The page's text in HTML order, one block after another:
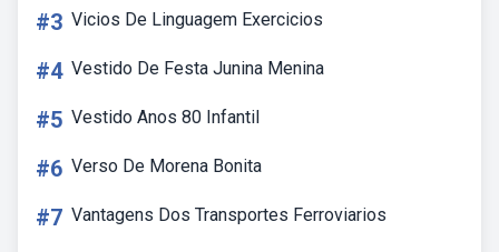
#3 Vicios De Linguagem Exercicios
#4 Vestido De Festa Junina Menina
#5 Vestido Anos 80 Infantil
#6 Verso De Morena Bonita
#7 Vantagens Dos Transportes Ferroviarios